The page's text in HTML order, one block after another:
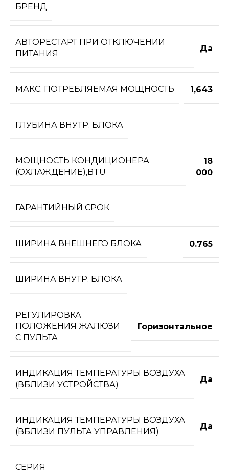
БРЕНД
АВТОРЕСТАРТ ПРИ ОТКЛЮЧЕНИИ
ПИТАНИЯ
Да
МАКС. ПОТРЕБЛЯЕМАЯ МОЩНОСТЬ 1,643
ГЛУБИНА ВНУТР. БЛОКА
МОЩНОСТЬ КОНДИЦИОНЕРА
(ОХЛАЖДЕНИЕ),BTU
18
000
ГАРАНТИЙНЫЙ СРОК
ШИРИНА ВНЕШНЕГО БЛОКА 0.765
ШИРИНА ВНУТР. БЛОКА
РЕГУЛИРОВКА
ПОЛОЖЕНИЯ ЖАЛЮЗИ
С ПУЛЬТА
Горизонтальное
ИНДИКАЦИЯ ТЕМПЕРАТУРЫ ВОЗДУХА
(ВБЛИЗИ УСТРОЙСТВА)
Да
ИНДИКАЦИЯ ТЕМПЕРАТУРЫ ВОЗДУХА
(ВБЛИЗИ ПУЛЬТА УПРАВЛЕНИЯ)
Да
СЕРИЯ